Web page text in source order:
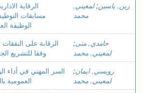
الرقابة
مسابقات
الوظيفة
زين, ياسين;لمعيني,
محمد
الرقابة على النفقات
وفقا للتشريع
حامدي, منى;
لمعيني, محمد
السر المهني في أداء
العمومية
رويسي, ايمان;
لمعيني, محمد